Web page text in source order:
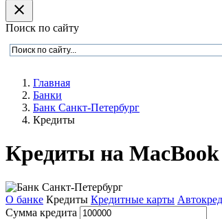
close
Поиск по сайту
Главная
Банки
Банк Санкт-Петербург
Кредиты
Кредиты на
О банке Кредиты Кредитные карты
Сумма кредита